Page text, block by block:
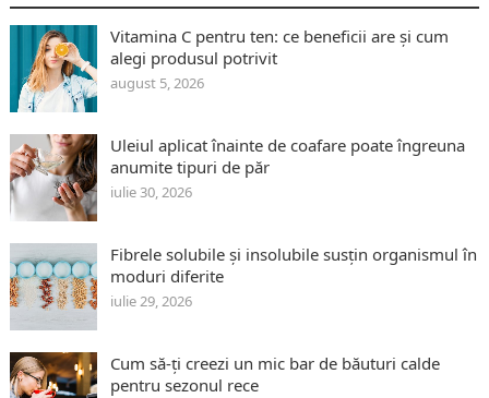
Vitamina C pentru ten: ce beneficii are și cum
alegi produsul potrivit
august 5, 2026
Uleiul aplicat înainte de coafare poate îngreuna
anumite tipuri de păr
iulie 30, 2026
Fibrele solubile și insolubile susțin organismul în
moduri diferite
iulie 29, 2026
Cum să-ți creezi un mic bar de băuturi calde
pentru sezonul rece